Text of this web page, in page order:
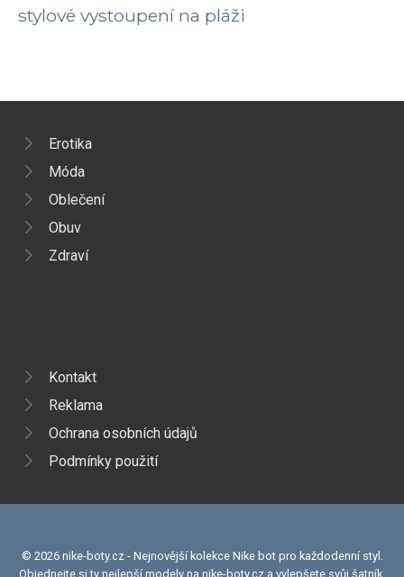
stylové vystoupení na pláži
Erotika
Móda
Oblečení
Obuv
Zdraví
Kontakt
Reklama
Ochrana osobních údajů
Podmínky použití
© 2026 nike-boty.cz - Nejnovější kolekce Nike bot pro každodenní styl.
Objednejte si ty nejlepší modely na nike-boty.cz a vylepšete svůj šatník.